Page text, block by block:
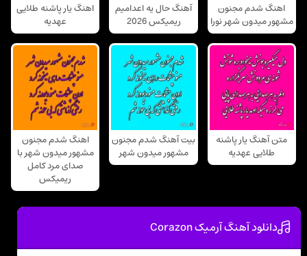
اهنگ شدم مجنون
مشهور میدون شهر نورا
آهنگ حال یه اعدامیم
ریمیکس 2026
اهنگ یار پاشنه طلایی
عهدیه
متن آهنگ یار پاشنه
طلایی عهدیه
بیت آهنگ شدم مجنون
مشهور میدون شهر
اهنگ شدم مجنون
مشهور میدون شهر با
صدای مرد کامل
ریمیکس
دانلود آهنگ آرمیک Corazon